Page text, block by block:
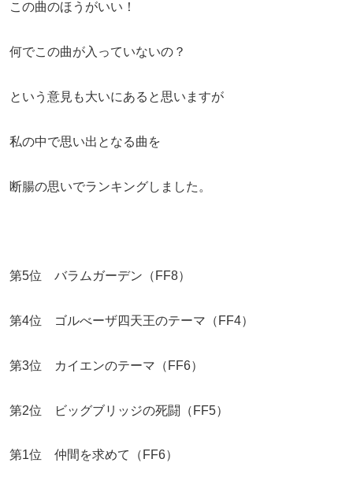
この曲のほうがいい！
何でこの曲が入っていないの？
という意見も大いにあると思いますが
私の中で思い出となる曲を
断腸の思いでランキングしました。
第5位 バラムガーデン（FF8）
第4位 ゴルべーザ四天王のテーマ（FF4）
第3位 カイエンのテーマ（FF6）
第2位 ビッグブリッジの死闘（FF5）
第1位 仲間を求めて（FF6）